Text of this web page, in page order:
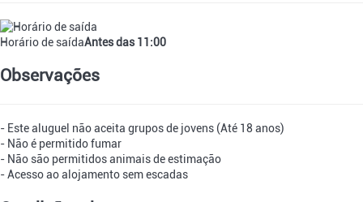
Horário de saídaAntes das 11:00
Observações
- Este aluguel não aceita grupos de jovens (Até 18 anos)
- Não é permitido fumar
- Não são permitidos animais de estimação
- Acesso ao alojamento sem escadas